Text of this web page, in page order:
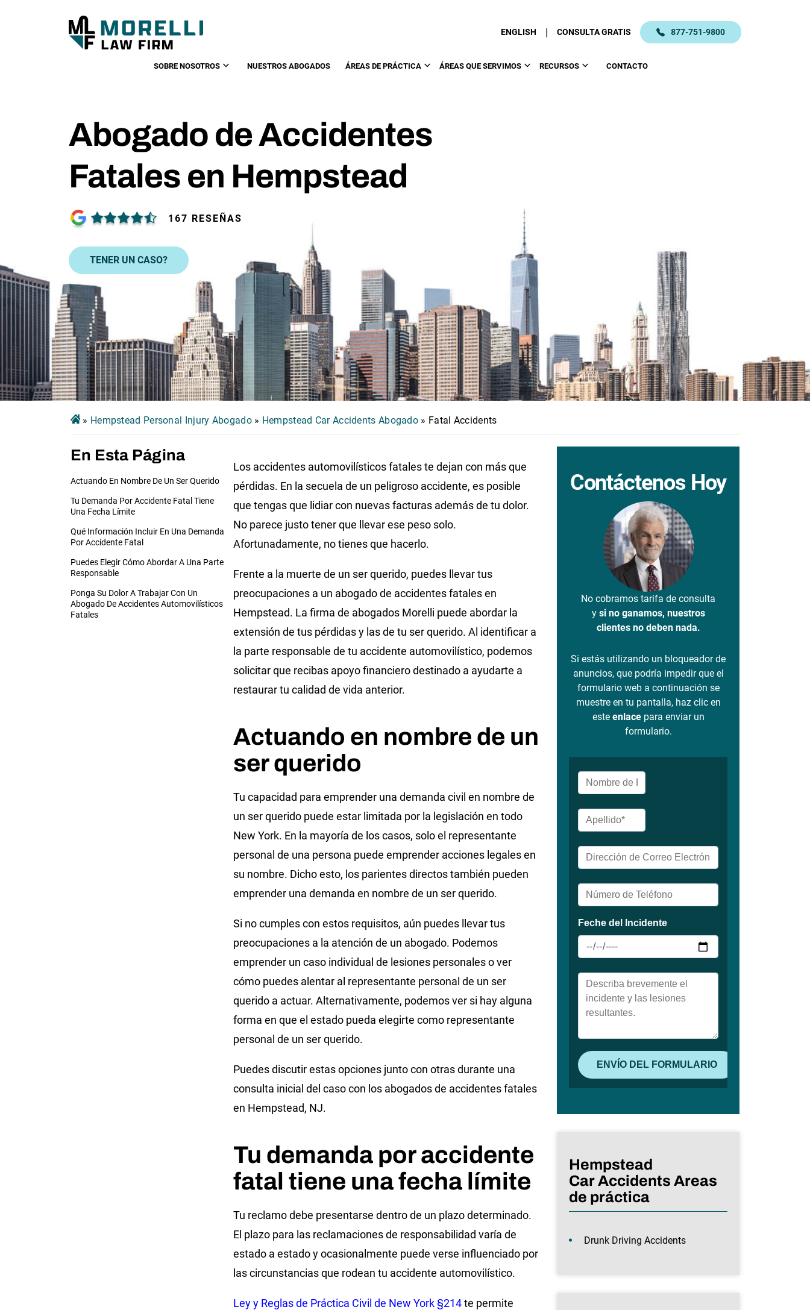
ENGLISH | CONSULTA GRATIS 877-751-9800
SOBRE NOSOTROS NUESTROS ABOGADOS ÁREAS DE PRÁCTICA ÁREAS QUE SERVIMOS RECURSOS CONTACTO
Abogado de Accidentes
Fatales en Hempstead
167 RESEÑAS
TENER UN CASO?
» Hempstead Personal Injury Abogado» Hempstead Car Accidents Abogado » Fatal Accidents
En Esta Página
Actuando En Nombre De Un Ser Querido
Tu Demanda Por Accidente Fatal Tiene
Una Fecha Límite
Qué Información Incluir En Una Demanda
Por Accidente Fatal
Puedes Elegir Cómo Abordar A Una Parte
Responsable
Ponga Su Dolor A Trabajar Con Un
Abogado De Accidentes Automovilísticos
Fatales
Los accidentes automovilísticos fatales te dejan con más que
pérdidas. En la secuela de un peligroso accidente, es posible
que tengas que lidiar con nuevas facturas además de tu dolor.
No parece justo tener que llevar ese peso solo.
Afortunadamente, no tienes que hacerlo.
Frente a la muerte de un ser querido, puedes llevar tus
preocupaciones a un abogado de accidentes fatales en
Hempstead. La firma de abogados Morelli puede abordar la
extensión de tus pérdidas y las de tu ser querido. Al identificar a
la parte responsable de tu accidente automovilístico, podemos
solicitar que recibas apoyo financiero destinado a ayudarte a
restaurar tu calidad de vida anterior.
Actuando en nombre de un
ser querido
Tu capacidad para emprender una demanda civil en nombre de
un ser querido puede estar limitada por la legislación en todo
New York. En la mayoría de los casos, solo el representante
personal de una persona puede emprender acciones legales en
su nombre. Dicho esto, los parientes directos también pueden
emprender una demanda en nombre de un ser querido.
Si no cumples con estos requisitos, aún puedes llevar tus
preocupaciones a la atención de un abogado. Podemos
emprender un caso individual de lesiones personales o ver
cómo puedes alentar al representante personal de un ser
querido a actuar. Alternativamente, podemos ver si hay alguna
forma en que el estado pueda elegirte como representante
personal de un ser querido.
Puedes discutir estas opciones junto con otras durante una
consulta inicial del caso con los abogados de accidentes fatales
en Hempstead, NJ.
Tu demanda por accidente
fatal tiene una fecha límite
Tu reclamo debe presentarse dentro de un plazo determinado.
El plazo para las reclamaciones de responsabilidad varía de
estado a estado y ocasionalmente puede verse influenciado por
las circunstancias que rodean tu accidente automovilístico.
Ley y Reglas de Práctica Civil de New York §214te permite
Contáctenos Hoy
No cobramos tarifa de consulta
y si no ganamos, nuestros
clientes no deben nada.
Si estás utilizando un bloqueador de
anuncios, que podría impedir que el
formulario web a continuación se
muestre en tu pantalla, haz clic en
este enlacepara enviar un
formulario.
Hempstead
Car Accidents Areas
de práctica
Drunk Driving Accidents